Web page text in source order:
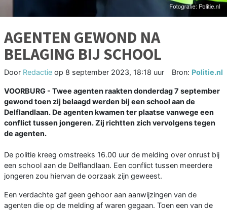
AGENTEN GEWOND NA
BELAGING BIJ SCHOOL
Door Redactie op 8 september 2023, 18:18 uur Bron: Politie.nl
VOORBURG - Twee agenten raakten donderdag 7 september
gewond toen zij belaagd werden bij een school aan de
Delflandlaan. De agenten kwamen ter plaatse vanwege een
conflict tussen jongeren. Zij richtten zich vervolgens tegen
de agenten.
De politie kreeg omstreeks 16.00 uur de melding over onrust bij
een school aan de Delflandlaan. Een conflict tussen meerdere
jongeren zou hiervan de oorzaak zijn geweest.
Een verdachte gaf geen gehoor aan aanwijzingen van de
agenten die op de melding af waren gegaan. Toen een van de